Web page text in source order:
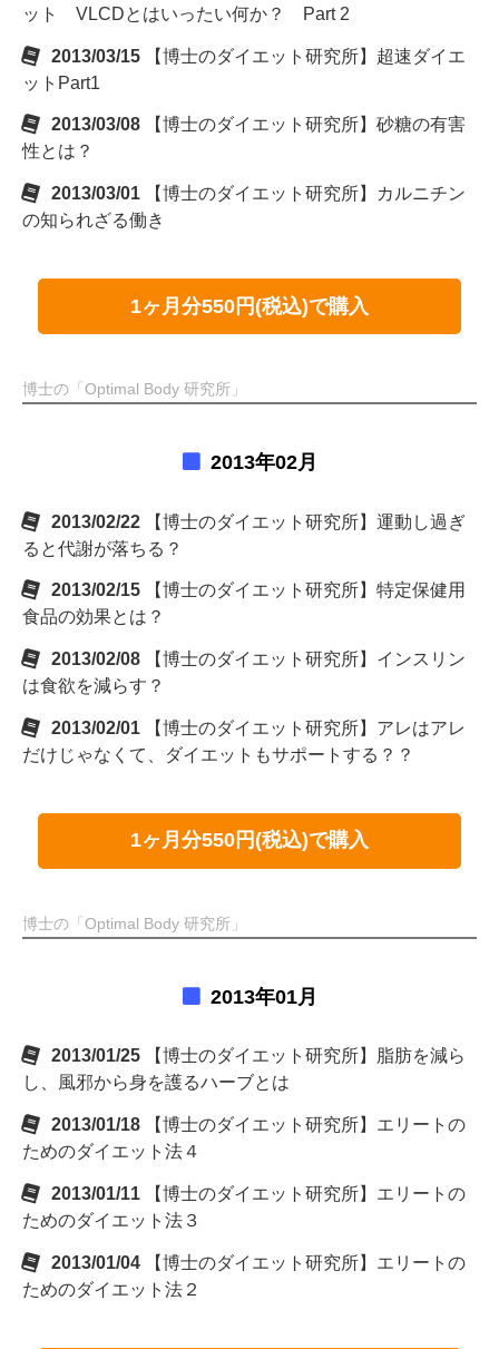
ット VLCDとはいったい何か？ Part 2
2013/03/15
【博士のダイエット研究所】超速ダイエ
ットPart1
2013/03/08
【博士のダイエット研究所】砂糖の有害
性とは？
2013/03/01
【博士のダイエット研究所】カルニチン
の知られざる働き
1ヶ月分550円(税込)で購入
博士の「Optimal Body 研究所」
2013年02月
2013/02/22
【博士のダイエット研究所】運動し過ぎ
ると代謝が落ちる？
2013/02/15
【博士のダイエット研究所】特定保健用
食品の効果とは？
2013/02/08
【博士のダイエット研究所】インスリン
は食欲を減らす？
2013/02/01
【博士のダイエット研究所】アレはアレ
だけじゃなくて、ダイエットもサポートする？？
1ヶ月分550円(税込)で購入
博士の「Optimal Body 研究所」
2013年01月
2013/01/25
【博士のダイエット研究所】脂肪を減ら
し、風邪から身を護るハーブとは
2013/01/18
【博士のダイエット研究所】エリートの
ためのダイエット法４
2013/01/11
【博士のダイエット研究所】エリートの
ためのダイエット法３
2013/01/04
【博士のダイエット研究所】エリートの
ためのダイエット法２